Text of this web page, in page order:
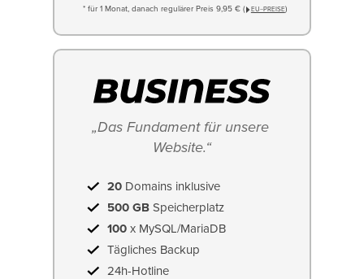
* für 1 Monat, danach regulärer Preis 9,95 € ( EU−PREISE)
„Das Fundament für unsere
Website.“
20 Domains inklusive
500 GB Speicherplatz
100 x MySQL/MariaDB
Tägliches Backup
24h-Hotline